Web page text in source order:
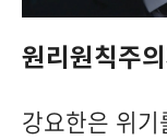
원리원칙주
강요한은 위